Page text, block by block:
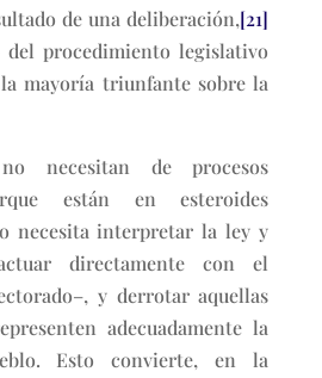
de una deliberación,[21]
procedimiento legislativo
mayoría triunfante sobre la
necesitan de procesos
están en esteroides
necesita interpretar la ley y
directamente con el
y derrotar aquellas
adecuadamente la
Esto convierte, en la